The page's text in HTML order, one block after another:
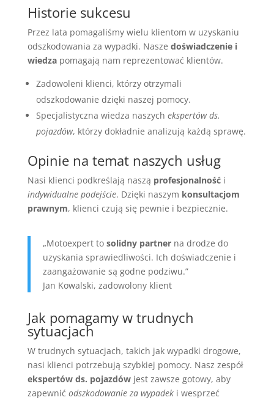
Historie sukcesu
Przez lata pomagaliśmy wielu klientom w uzyskaniu
odszkodowania za wypadki. Nasze doświadczenie i
wiedzapomagają nam reprezentować klientów.
Zadowoleni klienci, którzy otrzymali
odszkodowanie dzięki naszej pomocy.
Specjalistyczna wiedza naszych ekspertów ds.
pojazdów, którzy dokładnie analizują każdą sprawę.
Opinie na temat naszych usług
Nasi klienci podkreślają naszą profesjonalnośći
indywidualne podejście. Dzięki naszym konsultacjom
prawnym, klienci czują się pewnie i bezpiecznie.
„Motoexpert to solidny partnerna drodze do
uzyskania sprawiedliwości. Ich doświadczenie i
zaangażowanie są godne podziwu.”
Jan Kowalski, zadowolony klient
Jak pomagamy w trudnych
sytuacjach
W trudnych sytuacjach, takich jak wypadki drogowe,
nasi klienci potrzebują szybkiej pomocy. Nasz zespół
ekspertów ds. pojazdówjest zawsze gotowy, aby
zapewnić odszkodowanie za wypadeki wesprzeć